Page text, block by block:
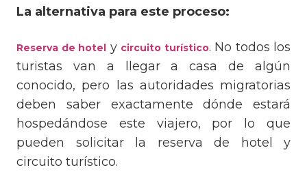
La alternativa para este proceso:
Reserva de hotel y circuito turístico. No todos los
turistas van a llegar a casa de algún
conocido, pero las autoridades migratorias
deben saber exactamente dónde estará
hospedándose este viajero, por lo que
pueden solicitar la reserva de hotel y
circuito turístico.